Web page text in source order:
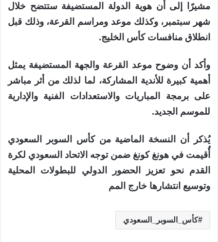
مشيرًا إلى أن هوية الدولة المستضيفة ستتضح خلال
شهر سبتمبر، وكذلك موعد ومراسم القرعة، وذلك قبل
انطلاق منافسات كأس الخليج.
وأكد أن وضوح موعد القرعة والجهة المستضيفة يمثل
أهمية كبيرة للأندية المشاركة، لما لذلك من أثر مباشر
على برمجة المباريات والاستعدادات الفنية والإدارية
للموسم الجديد.
يُذكر أن النسخة الماضية من كأس السوبر السعودي
أُقيمت في هونغ كونغ ضمن توجه الاتحاد السعودي لكرة
القدم نحو تعزيز الحضور الدولي للبطولات المحلية
وتوسيع انتشارها خارج المم
كأس_السوبر_السعودي